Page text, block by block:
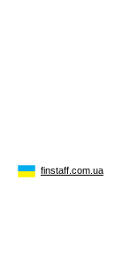
finstaff.com.ua